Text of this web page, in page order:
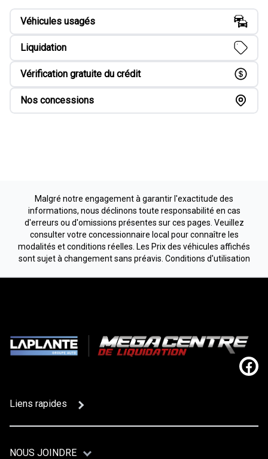
Véhicules usagés
Liquidation
Vérification gratuite du crédit
Nos concessions
Malgré notre engagement à garantir l'exactitude des
informations, nous déclinons toute responsabilité en cas
d'erreurs ou d'omissions présentes sur ces pages. Veuillez
consulter votre concessionnaire local pour connaître les
modalités et conditions réelles. Les Prix des véhicules affichés
sont sujet à changement sans préavis. Conditions d'utilisation
Liens rapides
NOUS JOINDRE